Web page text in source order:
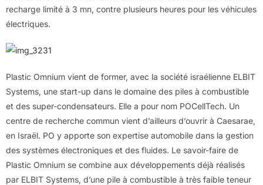
recharge limité à 3 mn, contre plusieurs heures pour les véhicules
électriques.
Plastic Omnium vient de former, avec la société israélienne ELBIT
Systems, une start-up dans le domaine des piles à combustible
et des super-condensateurs. Elle a pour nom POCellTech. Un
centre de recherche commun vient d’ailleurs d’ouvrir à Caesarae,
en Israël. PO y apporte son expertise automobile dans la gestion
des systèmes électroniques et des fluides. Le savoir-faire de
Plastic Omnium se combine aux développements déjà réalisés
par ELBIT Systems, d’une pile à combustible à très faible teneur